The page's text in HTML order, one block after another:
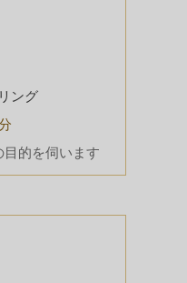
ング
的を伺います